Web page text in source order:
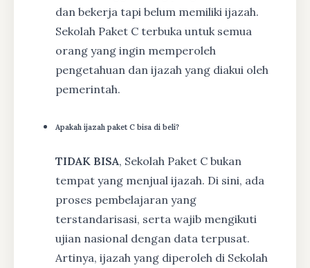
dan bekerja tapi belum memiliki ijazah.
Sekolah Paket C terbuka untuk semua
orang yang ingin memperoleh
pengetahuan dan ijazah yang diakui oleh
pemerintah.
Apakah ijazah paket C bisa di beli?
TIDAK BISA, Sekolah Paket C bukan
tempat yang menjual ijazah. Di sini, ada
proses pembelajaran yang
terstandarisasi, serta wajib mengikuti
ujian nasional dengan data terpusat.
Artinya, ijazah yang diperoleh di Sekolah